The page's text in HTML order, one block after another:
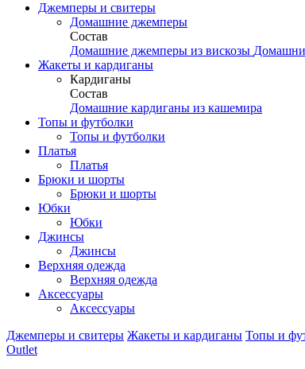
Джемперы и свитеры
Домашние джемперы
Состав
Домашние джемперы из вискозы
Жакеты и кардиганы
Кардиганы
Состав
Домашние кардиганы из кашемира
Топы и футболки
Топы и футболки
Платья
Платья
Брюки и шорты
Брюки и шорты
Юбки
Юбки
Джинсы
Джинсы
Верхняя одежда
Верхняя одежда
Аксессуары
Аксессуары
Джемперы и свитеры Жакеты и кардиганы Топы и
Outlet